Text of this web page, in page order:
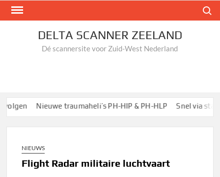
Zoek
DELTA SCANNER ZEELAND
Dé scannersite voor Zuid-West Nederland
Nieuwe traumaheli’s PH-HIP & PH-HLP Snel via
NIEUWS
Flight Radar militaire luchtvaart